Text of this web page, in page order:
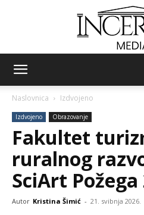
Naslovnica Izdvojeno
Izdvojeno Obrazovanje
Fakultet
ruralnog
SciArt Požega
Autor Kristina Šimić - 21. svibnja 2026.